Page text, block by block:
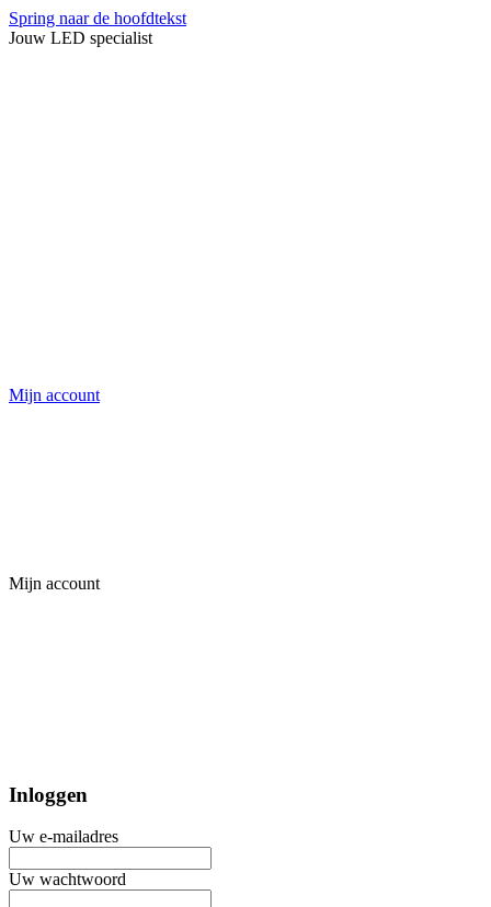
Spring naar de hoofdtekst
Jouw LED specialist
Mijn account
Mijn account
Inloggen
Uw e-mailadres
Uw wachtwoord